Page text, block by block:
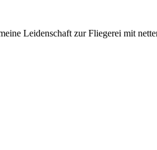
Leidenschaft zur Fliegerei mit